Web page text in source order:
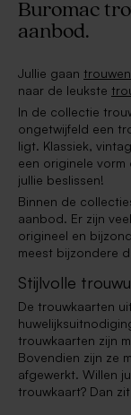
Buromac
aanbod.
Jullie gaan trouwen
naar de leukste
In de collectie
ongetwijfeld een
ligt. Klassiek,
een originele vorm
jullie beslissen!
Binnen de
aanbod. Er zijn
origineel en
meest bijzondere
Stijlvolle
De trouwkaarten
trouwkaarten zijn
Bovendien zijn ze
afgewerkt. Willen
trouwkaart? Dan